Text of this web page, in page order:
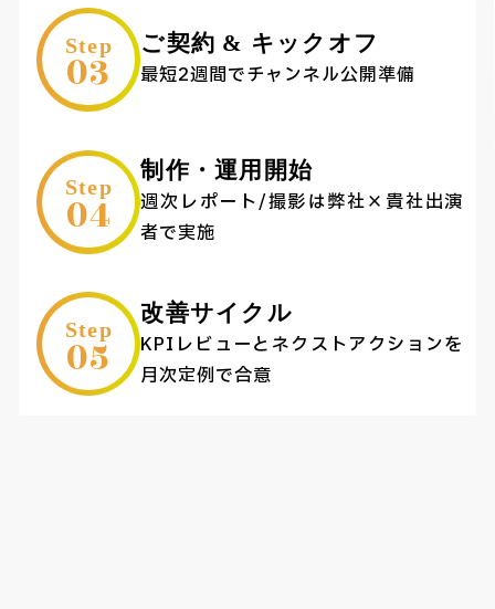
Step
03
ご契約 & キックオフ
最短2週間でチャンネル公開準備
Step
04
制作・運用開始
週次レポート/撮影は弊社×貴社出演
者で実施
Step
05
改善サイクル
KPIレビューとネクストアクションを
月次定例で合意